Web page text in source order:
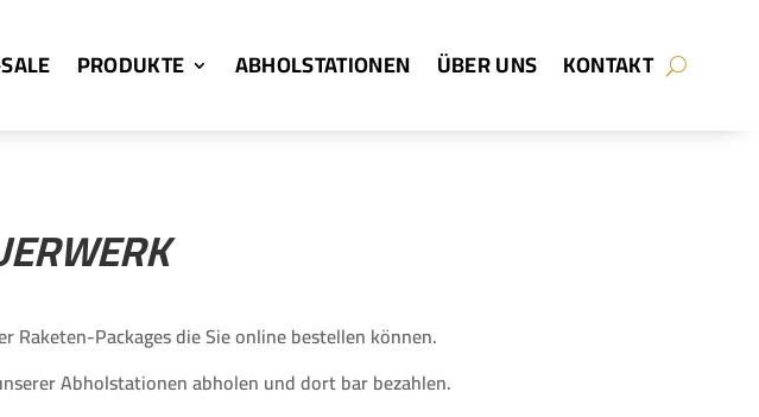
PRODUKTE ABHOLSTATIONEN ÜBER UNS KONTAKT
Raketen-Packages die Sie online bestellen können.
Abholstationen abholen und dort bar bezahlen.